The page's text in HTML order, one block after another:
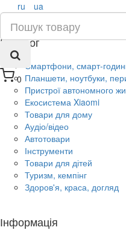
0
ru ua
Каталог
Смартфони, смарт-
Планшети, ноутбуки,
Пристрої автономного
Екосистема Xiaomi
Товари для дому
Аудіо/відео
Автотовари
Інструменти
Товари для дітей
Туризм, кемпінг
Здоров'я, краса, догляд
Інформація